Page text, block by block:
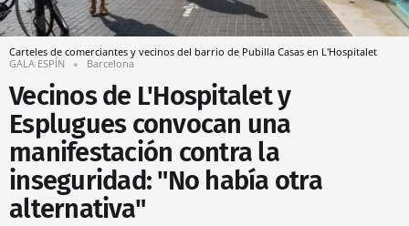
Carteles de comerciantes y vecinos del barrio de Pubilla Casas en L'Hospitalet
GALA ESPÍN
Barcelona
Vecinos de L'Hospitalet y
Esplugues convocan una
manifestación contra la
inseguridad: "No había otra
alternativa"